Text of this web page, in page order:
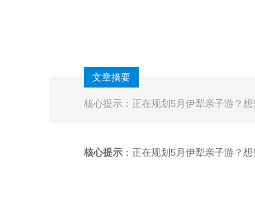
文章摘要
核心提示：正在规划5月伊犁亲子游？
核心提示 ：正在规划5月伊犁亲子游？